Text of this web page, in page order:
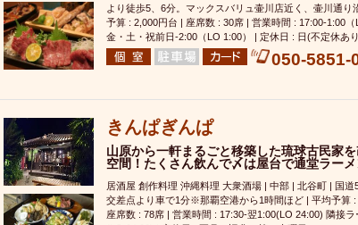
ドライ
県庁前駅周辺 大部屋40名 旭橋駅周辺 沖縄料
～
オリオン 海ぶどう パスタ 民謡・生演奏 気軽に
アグー豚 プレミアムモルツ 貝づくし 燻製料理
可能
牧志駅周辺 ペット同伴 ビアガーデン
おススメ
沖縄そば 串揚げ バレンタイン 立ち飲み
辛料理 石垣牛 アヒージョ アサヒ 割烹 女性専用
ド
スペシャルディナー ホルモン(もつ) 炭火焼 ペイデ
より徒歩5、6分。マックスバリュ壷川店近く、壷川通り
予算 : 2,000円台 | 座席数 : 30席 | 営業時間 : 17:00-1:00
金・土・祝前日-2:00（LO 1:00） | 定休日 : 日(不定休あ
050-5851-
きんぱぎんぱ
山原から一軒まるごと移築した琉球古民家
空間！たくさん飲んで〆は屋台で通堂ラー
居酒屋 創作料理 沖縄料理 大衆酒場 | 中部 | 北谷町 | 国道
交差点より車で1分※那覇空港から1時間ほど | 平均予算 :
座席数 : 78席 | 営業時間 : 17:30-翌1:00(LO 24:00) 隣接ラ